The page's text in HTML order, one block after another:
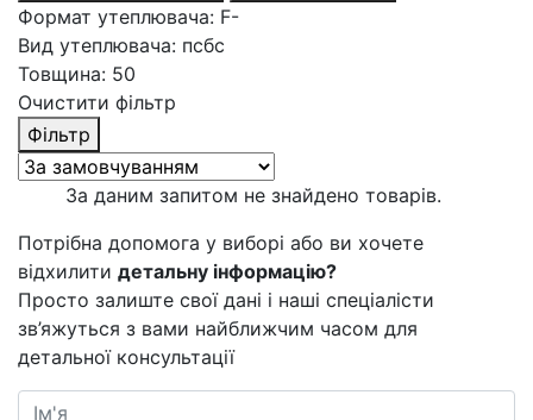
Формат утеплювача: F-
Вид утеплювача: псбс
Товщина: 50
Очистити фільтр
Фільтр
За даним запитом не знайдено товарів.
Потрібна допомога у виборі або ви хочете
відхилити детальну інформацію?
Просто залиште свої дані і наші спеціалісти
зв’яжуться з вами найближчим часом для
детальної консультації